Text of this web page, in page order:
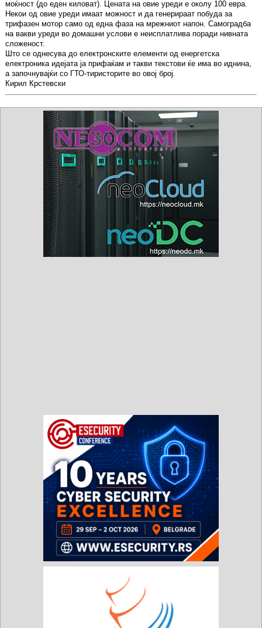
моќност (до еден киловат). Цената на овие уреди е околу 100 евра.
Некои од овие уреди имаат можност и да генерираат побуда за
трифазен мотор само од една фаза на мрежниот напон. Самоградба
на вакви уреди во домашни услови е неисплатлива поради нивната
сложеност.
Што се однесува до електронските елементи од енергетска
електроника идејата ја прифаќам и такви текстови ќе има во иднина,
а започнувајќи со ГТО-тиристорите во овој број.
Кирил Крстевски